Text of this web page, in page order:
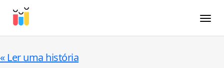
« Ler uma história